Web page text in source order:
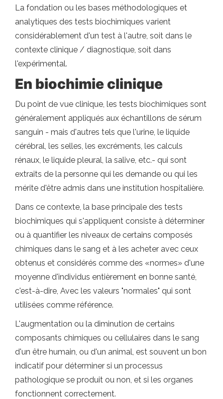
La fondation ou les bases méthodologiques et
analytiques des tests biochimiques varient
considérablement d'un test à l'autre, soit dans le
contexte clinique / diagnostique, soit dans
l'expérimental.
En biochimie clinique
Du point de vue clinique, les tests biochimiques sont
généralement appliqués aux échantillons de sérum
sanguin - mais d'autres tels que l'urine, le liquide
cérébral, les selles, les excréments, les calculs
rénaux, le liquide pleural, la salive, etc.- qui sont
extraits de la personne qui les demande ou qui les
mérite d'être admis dans une institution hospitalière.
Dans ce contexte, la base principale des tests
biochimiques qui s'appliquent consiste à déterminer
ou à quantifier les niveaux de certains composés
chimiques dans le sang et à les acheter avec ceux
obtenus et considérés comme des «normes» d'une
moyenne d'individus entièrement en bonne santé,
c'est-à-dire, Avec les valeurs "normales" qui sont
utilisées comme référence.
L'augmentation ou la diminution de certains
composants chimiques ou cellulaires dans le sang
d'un être humain, ou d'un animal, est souvent un bon
indicatif pour déterminer si un processus
pathologique se produit ou non, et si les organes
fonctionnent correctement.